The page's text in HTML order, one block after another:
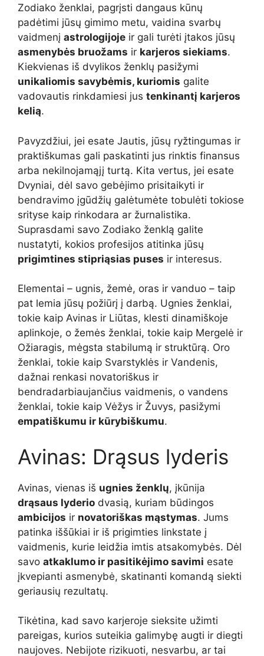
Zodiako ženklai, pagrįsti dangaus kūnų
padėtimi jūsų gimimo metu, vaidina svarbų
vaidmenį astrologijoje ir gali turėti įtakos jūsų
asmenybės bruožams ir karjeros siekiams.
Kiekvienas iš dvylikos ženklų pasižymi
unikaliomis savybėmis, kuriomis galite
vadovautis rinkdamiesi jus tenkinantį karjeros
kelią.
Pavyzdžiui, jei esate Jautis, jūsų ryžtingumas ir
praktiškumas gali paskatinti jus rinktis finansus
arba nekilnojamąjį turtą. Kita vertus, jei esate
Dvyniai, dėl savo gebėjimo prisitaikyti ir
bendravimo įgūdžių galėtumėte tobulėti tokiose
srityse kaip rinkodara ar žurnalistika.
Suprasdami savo Zodiako ženklą galite
nustatyti, kokios profesijos atitinka jūsų
prigimtines stipriąsias puses ir interesus.
Elementai – ugnis, žemė, oras ir vanduo – taip
pat lemia jūsų požiūrį į darbą. Ugnies ženklai,
tokie kaip Avinas ir Liūtas, klesti dinamiškoje
aplinkoje, o žemės ženklai, tokie kaip Mergelė ir
Ožiaragis, mėgsta stabilumą ir struktūrą. Oro
ženklai, tokie kaip Svarstyklės ir Vandenis,
dažnai renkasi novatoriškus ir
bendradarbiaujančius vaidmenis, o vandens
ženklai, tokie kaip Vėžys ir Žuvys, pasižymi
empatiškumu ir kūrybiškumu.
Avinas: Drąsus lyderis
Avinas, vienas iš ugnies ženklų, įkūnija
drąsaus lyderio dvasią, kuriam būdingos
ambicijos ir novatoriškas mąstymas. Jums
patinka iššūkiai ir iš prigimties linkstate į
vaidmenis, kurie leidžia imtis atsakomybės. Dėl
savo atkaklumo ir pasitikėjimo savimi esate
įkvepianti asmenybė, skatinanti komandą siekti
geriausių rezultatų.
Tikėtina, kad savo karjeroje sieksite užimti
pareigas, kurios suteikia galimybę augti ir diegti
naujoves. Nebijote rizikuoti, nesvarbu, ar tai